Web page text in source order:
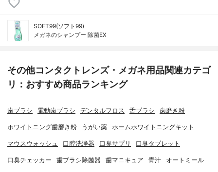
SOFT99(ソフト99)
メガネのシャンプー 除菌EX
その他コンタクトレンズ・メガネ用品関連カテゴ
リ：おすすめ商品ランキング
歯ブラシ 電動歯ブラシ デンタルフロス 舌ブラシ 歯磨き粉
ホワイトニング歯磨き粉 うがい薬 ホームホワイトニングキット
マウスウォッシュ 口腔洗浄器 口臭サプリ 口臭タブレット
口臭チェッカー 歯ブラシ除菌器 歯マニキュア 青汁 オートミール